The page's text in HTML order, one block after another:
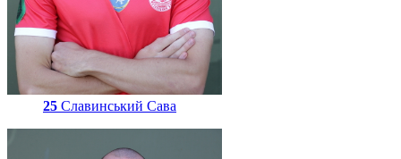
25 Славинський Сава